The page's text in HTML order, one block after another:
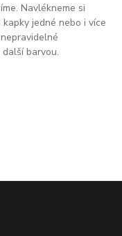
Navlékneme si
jedné nebo i více
barvou.